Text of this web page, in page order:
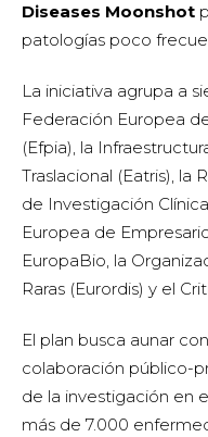
Diseases Moonshot
patologías poco
La iniciativa agrupa a
Federación Europea
(Efpia), la
Traslacional (Eatris), la
de Investigación
Europea de
EuropaBio, la
Raras (Eurordis) y el
El plan busca aunar
colaboración público-
de la investigación en
más de 7.000